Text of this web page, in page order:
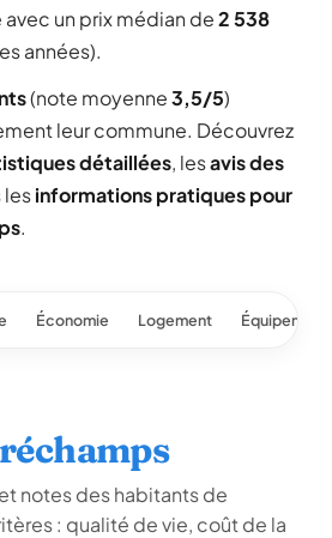
un prix médian de2 538
années).
(note moyenne3,5/5)
leur commune. Découvrez
détaillées, lesavis des
lesinformations pratiques pour
.
Économie Logement
notes des habitants de
: qualité de vie, coût de la